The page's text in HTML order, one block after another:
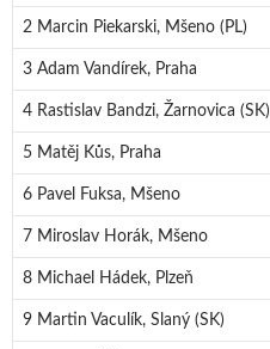
2 Marcin Piekarski, Mšeno (PL)
3 Adam Vandírek, Praha
4 Rastislav Bandzi, Žarnovica (SK)
5 Matěj Kůs, Praha
6 Pavel Fuksa, Mšeno
7 Miroslav Horák, Mšeno
8 Michael Hádek, Plzeň
9 Martin Vaculík, Slaný (SK)